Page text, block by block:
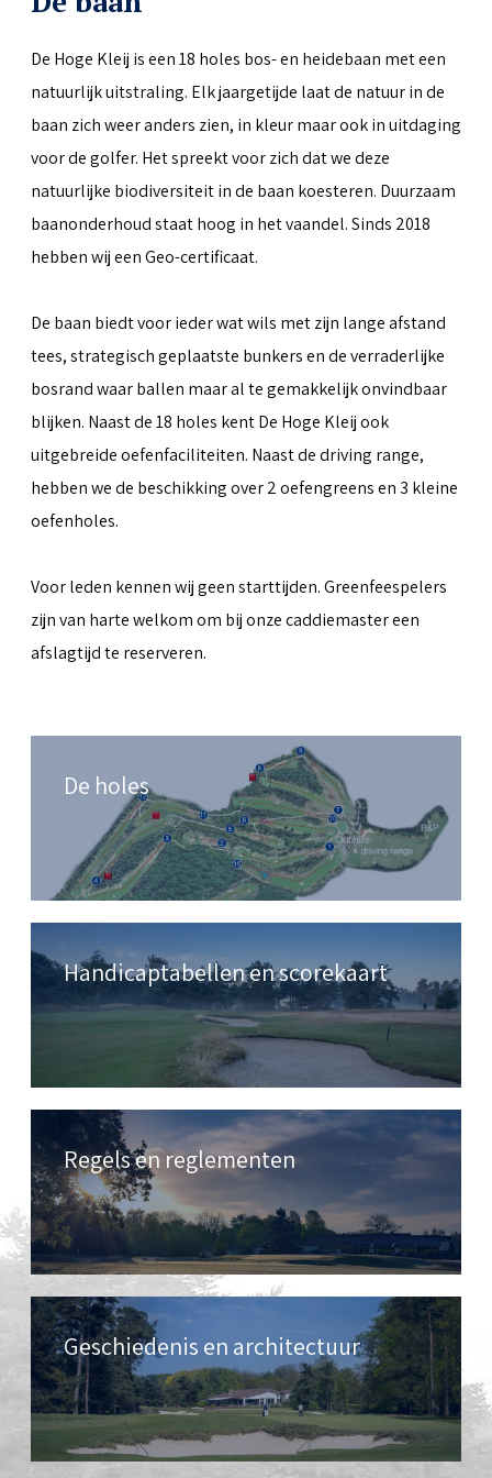
De Hoge Kleij is een 18 holes bos- en heidebaan met een
natuurlijk uitstraling. Elk jaargetijde laat de natuur in de
baan zich weer anders zien, in kleur maar ook in uitdaging
voor de golfer. Het spreekt voor zich dat we deze
natuurlijke biodiversiteit in de baan koesteren. Duurzaam
baanonderhoud staat hoog in het vaandel. Sinds 2018
hebben wij een Geo-certificaat.
De baan biedt voor ieder wat wils met zijn lange afstand
tees, strategisch geplaatste bunkers en de verraderlijke
bosrand waar ballen maar al te gemakkelijk onvindbaar
blijken. Naast de 18 holes kent De Hoge Kleij ook
uitgebreide oefenfaciliteiten. Naast de driving range,
hebben we de beschikking over 2 oefengreens en 3 kleine
oefenholes.
Voor leden kennen wij geen starttijden. Greenfeespelers
zijn van harte welkom om bij onze caddiemaster een
afslagtijd te reserveren.
De holes
Handicaptabellen en scorekaart
Regels en reglementen
Geschiedenis en architectuur